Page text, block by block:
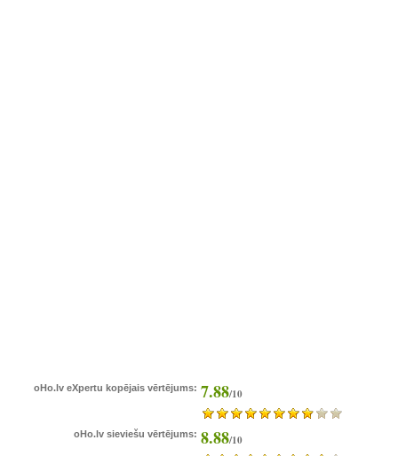
oHo.lv eXpertu kopējais vērtējums: 7.88/10
oHo.lv sieviešu vērtējums: 8.88/10